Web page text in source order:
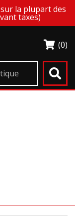
la plupart des
taxes)
(0)